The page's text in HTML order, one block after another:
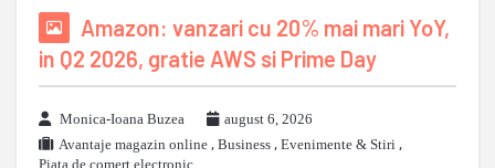
Amazon: vanzari cu 20% mai mari YoY,
in Q2 2026, gratie AWS si Prime Day
Monica-Ioana Buzea
august 6, 2026
Avantaje magazin online , Business , Evenimente & Stiri ,
Piata de comert electronic